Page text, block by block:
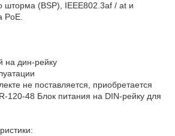
шторма (BSP), IEEE802.3af / at и
PoE.
на дин-рейку
не поставляется, приобретается
120-48 Блок питания на DIN-рейку для